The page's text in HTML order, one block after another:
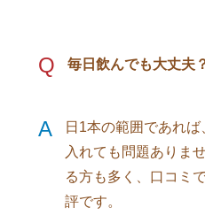
Q 毎日飲んでも大丈夫
A
日1本の範囲であれ
入れても問題ありま
る方も多く、口コミ
評です。